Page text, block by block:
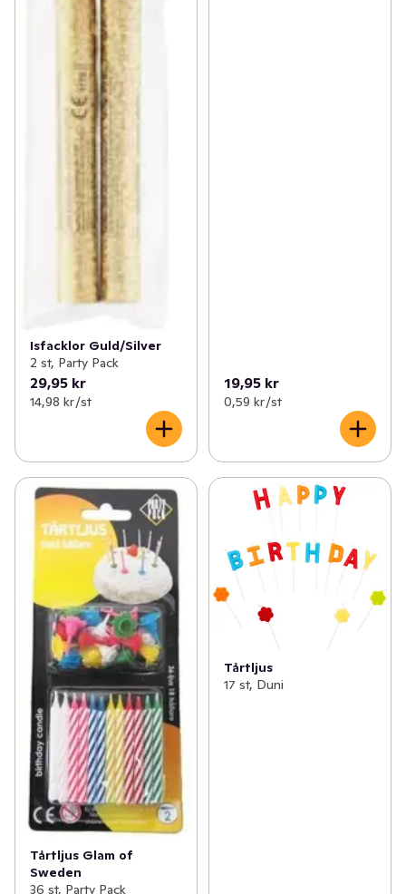
Isfacklor Guld/Silver
2 st, Party Pack
29,95 kr
14,98 kr /st
19,95 kr
0,59 kr /st
Tårtljus Glam of
Sweden
36 st, Party Pack
Tårtljus
17 st, Duni